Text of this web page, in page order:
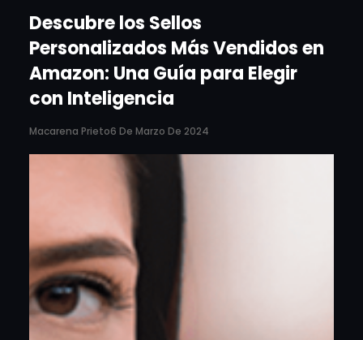
Descubre los Sellos
Personalizados Más Vendidos en
Amazon: Una Guía para Elegir
con Inteligencia
Macarena Prieto6 De Marzo De 2024